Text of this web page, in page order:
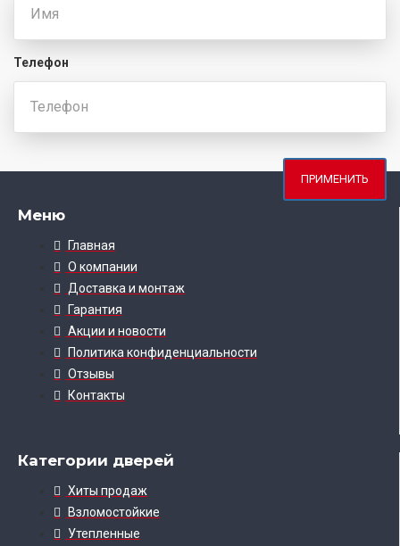
Телефон
ПРИМЕНИТЬ
Меню
Главная
О компании
Доставка и монтаж
Гарантия
Акции и новости
Политика конфиденциальности
Отзывы
Контакты
Категории дверей
Хиты продаж
Взломостойкие
Утепленные